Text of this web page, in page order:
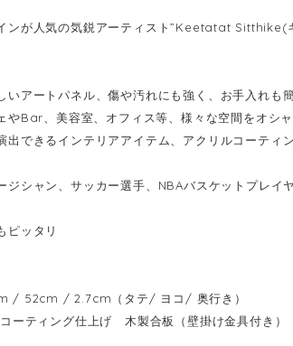
ンが人気の気鋭アーティスト”Keetatat Sitthike(
いアートパネル、傷や汚れにも強く、お手入れも
やBar、美容室、オフィス等、様々な空間をオシ
出できるインテリアアイテム、アクリルコーテ
ジシャン、サッカー選手、NBAバスケットプレ
ピッタリ
/ 52cm / 2.7cm（タテ/ ヨコ/ 奥行き）
ティング仕上げ 木製合板（壁掛け金具付き）